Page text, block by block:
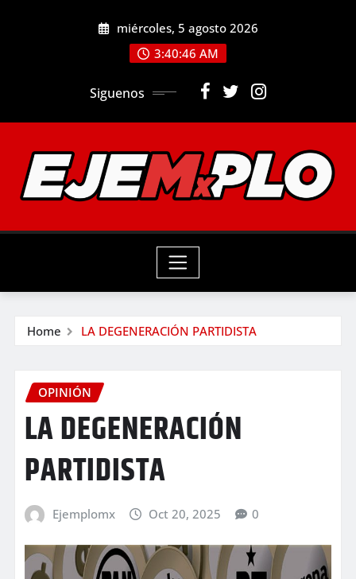
miércoles, 5 agosto 2026
3:40:47 AM
Siguenos
Home LA DEGENERACIÓN PARTIDISTA
OPINIÓN
LA DEGENERACIÓN
PARTIDISTA
Ejemplomx Oct 20, 2025 0